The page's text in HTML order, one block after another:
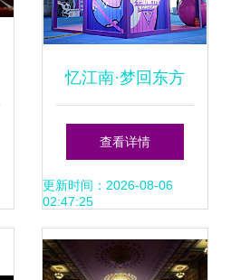
忆江南·梦回东方
一场汉式古典婚礼
的布置艺术
查看详情
更新时间：2026-08-06
02:47:25